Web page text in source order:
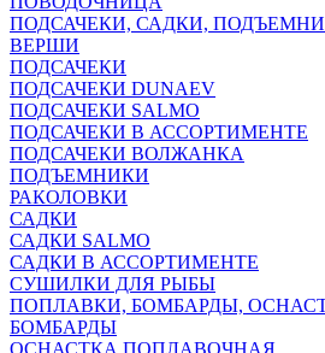
ПОДСАЧЕКИ, САДКИ,
ВЕРШИ
ПОДСАЧЕКИ
ПОДСАЧЕКИ DUNAEV
ПОДСАЧЕКИ SALMO
ПОДСАЧЕКИ В АССОРТИМЕНТЕ
ПОДСАЧЕКИ ВОЛЖАНКА
ПОДЪЕМНИКИ
РАКОЛОВКИ
САДКИ
САДКИ SALMO
САДКИ В АССОРТИМЕНТЕ
СУШИЛКИ ДЛЯ РЫБЫ
ПОПЛАВКИ, БОМБАРДЫ,
БОМБАРДЫ
ОСНАСТКА ПОПЛАВОЧНАЯ